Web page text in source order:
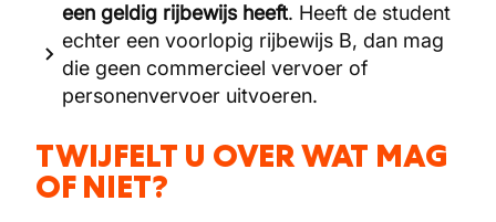
een geldig rijbewijs heeft. Heeft de student
echter een voorlopig rijbewijs B, dan mag
die geen commercieel vervoer of
personenvervoer uitvoeren.
TWIJFELT U OVER WAT MAG
OF NIET?